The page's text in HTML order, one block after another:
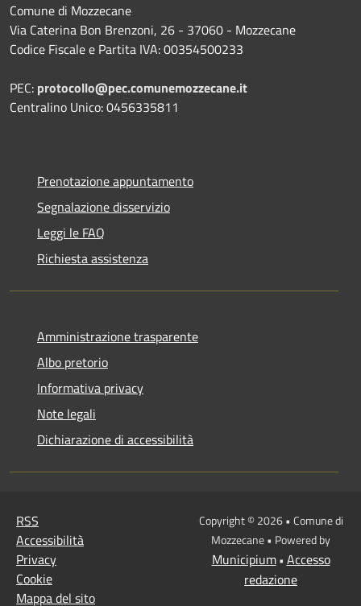
Comune di Mozzecane
Via Caterina Bon Brenzoni, 26 - 37060 - Mozzecane
Codice Fiscale e Partita IVA: 00354500233
PEC: protocollo@pec.comunemozzecane.it
Centralino Unico: 0456335811
Prenotazione appuntamento
Segnalazione disservizio
Leggi le FAQ
Richiesta assistenza
Amministrazione trasparente
Albo pretorio
Informativa privacy
Note legali
Dichiarazione di accessibilità
RSS
Accessibilità
Privacy
Cookie
Mappa del sito
Copyright © 2026 • Comune di
Mozzecane • Powered by
Municipium• Accesso
redazione